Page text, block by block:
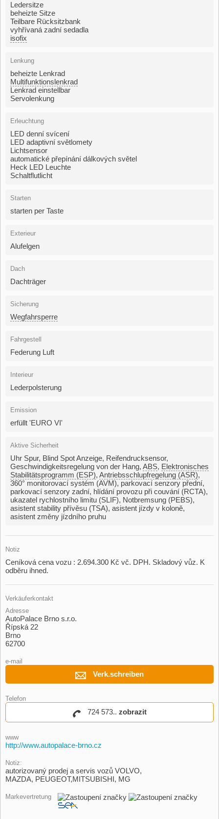
Ledersitze
beheizte Sitze
Teilbare Rücksitzbank
vyhřívaná zadní sedadla
isofix
Lenkung
beheizte Lenkrad
Multifunktionslenkrad
Lenkrad einstellbar
Servolenkung
Erleuchtung
LED denní svícení
LED adaptivní světlomety
Lichtsensor
automatické přepínání dálkových světel
Heck LED Leuchte
Schaltflutlicht
Starten
starten per Taste
Exterieur
Alufelgen
Dach
Dachträger
Sicherung
Wegfahrsperre
Fahrgestell
Federung Luft
Interieur
Lederpolsterung
Emission
erfüllt 'EURO VI'
Aktive Sicherheit
Uhr Spur, Blind Spot Anzeige, Reifendrucksensor,
Geschwindigkeitsregelung von der Hang, ABS, Elektronisches
Stabilitätsprogramm (ESP), Antriebsschlupfregelung (ASR),
360° monitorovací systém (AVM), parkovací senzory přední,
parkovací senzory zadní, hlídání provozu při couvání (RCTA),
ukazatel rychlostního limitu (SLIF), Notbremsung (PEBS),
asistent stability přívěsu (TSA), asistent jízdy v koloně,
asistent změny jízdního pruhu
Notiz
Ceníková cena vozu : 2.694.300 Kč vč. DPH. Skladový vůz. K
odběru ihned.
Verkäuferkontakt
Adresse
AutoPalace Brno s.r.o.
Řípská 22
Brno
62700
e-mail
Verk.schreiben
Telefon
724 573.. zobrazit
www
http://www.autopalace-brno.cz
Notiz:
autorizovaný prodej a servis vozů VOLVO,
MAZDA, PEUGEOT,MITSUBISHI, MG
Markevertretung